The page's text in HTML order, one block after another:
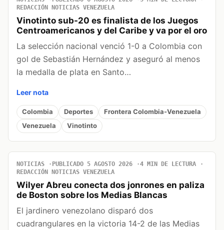
REDACCIÓN NOTICIAS VENEZUELA
Vinotinto sub-20 es finalista de los Juegos
Centroamericanos y del Caribe y va por el oro
La selección nacional venció 1-0 a Colombia con
gol de Sebastián Hernández y aseguró al menos
la medalla de plata en Santo…
Leer nota
Colombia Deportes
Frontera Colombia-Venezuela
Venezuela
Vinotinto
NOTICIAS PUBLICADO 5 AGOSTO 2026
4 MIN DE LECTURA
REDACCIÓN NOTICIAS VENEZUELA
Wilyer Abreu conecta dos jonrones en paliza
de Boston sobre los Medias Blancas
El jardinero venezolano disparó dos
cuadrangulares en la victoria 14-2 de las Medias